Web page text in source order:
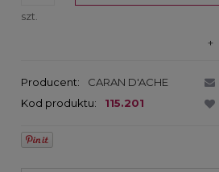
szt.
Producent:
CARAN D'ACHE
Kod produktu:
115.201